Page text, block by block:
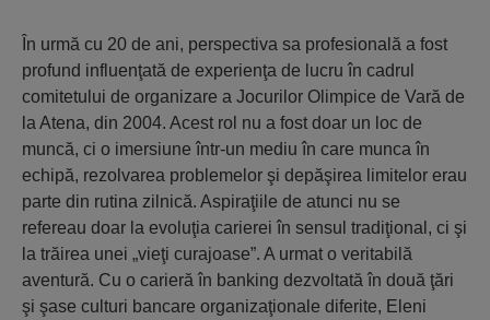
În urmă cu 20 de ani, perspectiva sa profesională a fost
profund influenţată de experienţa de lucru în cadrul
comitetului de organizare a Jocurilor Olimpice de Vară de
la Atena, din 2004. Acest rol nu a fost doar un loc de
muncă, ci o imersiune într-un mediu în care munca în
echipă, rezolvarea problemelor şi depăşirea limitelor erau
parte din rutina zilnică. Aspiraţiile de atunci nu se
refereau doar la evoluţia carierei în sensul tradiţional, ci şi
la trăirea unei „vieţi curajoase”. A urmat o veritabilă
aventură. Cu o carieră în banking dezvoltată în două ţări
şi şase culturi bancare organizaţionale diferite, Eleni